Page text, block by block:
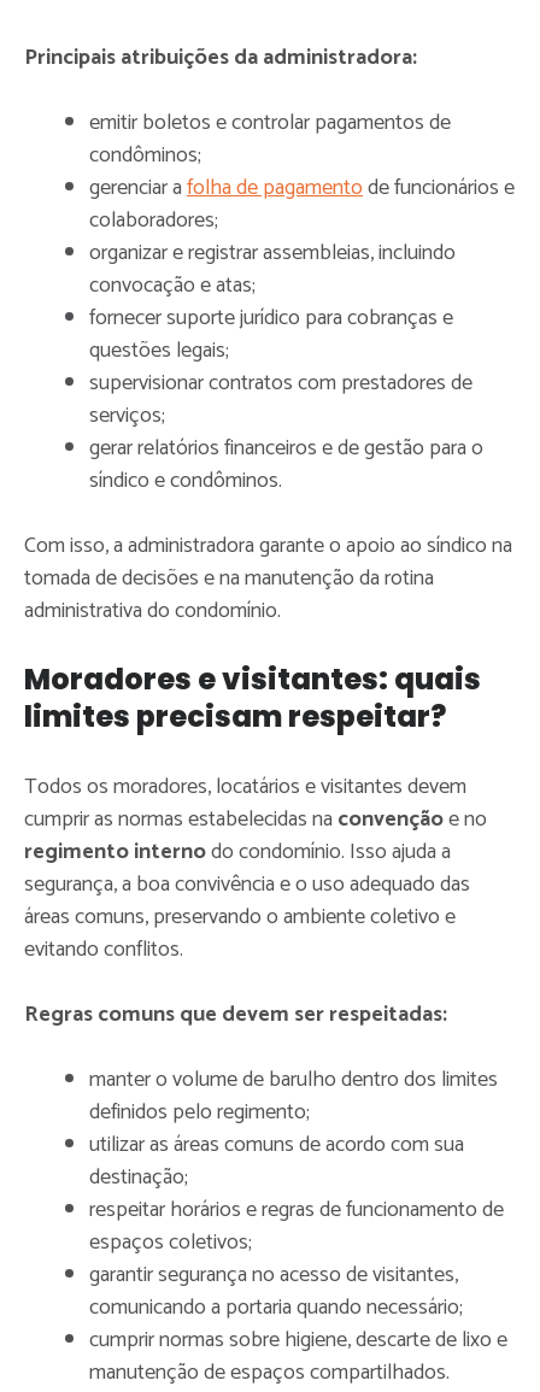
Principais atribuições da administradora:
emitir boletos e controlar pagamentos de
condôminos;
gerenciar afolha de pagamentode funcionários e
colaboradores;
organizar e registrar assembleias, incluindo
convocação e atas;
fornecer suporte jurídico para cobranças e
questões legais;
supervisionar contratos com prestadores de
serviços;
gerar relatórios financeiros e de gestão para o
síndico e condôminos.
Com isso, a administradora garante o apoio ao síndico na
tomada de decisões e na manutenção da rotina
administrativa do condomínio.
Moradores e visitantes: quais
limites precisam respeitar?
Todos os moradores, locatários e visitantes devem
cumprir as normas estabelecidas na convençãoe no
regimento internodo condomínio. Isso ajuda a
segurança, a boa convivência e o uso adequado das
áreas comuns, preservando o ambiente coletivo e
evitando conflitos.
Regras comuns que devem ser respeitadas:
manter o volume de barulho dentro dos limites
definidos pelo regimento;
utilizar as áreas comuns de acordo com sua
destinação;
respeitar horários e regras de funcionamento de
espaços coletivos;
garantir segurança no acesso de visitantes,
comunicando a portaria quando necessário;
cumprir normas sobre higiene, descarte de lixo e
manutenção de espaços compartilhados.